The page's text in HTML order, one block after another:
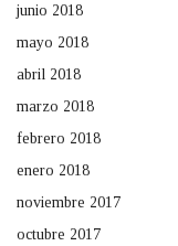
junio 2018
mayo 2018
abril 2018
marzo 2018
febrero 2018
enero 2018
noviembre 2017
octubre 2017